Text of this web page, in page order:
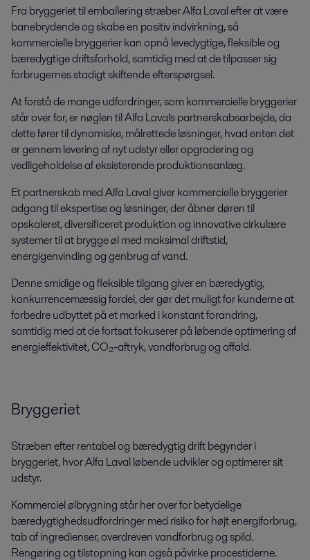
Fra bryggeriet til emballering stræber Alfa Laval efter at være
banebrydende og skabe en positiv indvirkning, så
kommercielle bryggerier kan opnå levedygtige, fleksible og
bæredygtige driftsforhold, samtidig med at de tilpasser sig
forbrugernes stadigt skiftende efterspørgsel.
At forstå de mange udfordringer, som kommercielle bryggerier
står over for, er nøglen til Alfa Lavals partnerskabsarbejde, da
dette fører til dynamiske, målrettede løsninger, hvad enten det
er gennem levering af nyt udstyr eller opgradering og
vedligeholdelse af eksisterende produktionsanlæg.
Et partnerskab med Alfa Laval giver kommercielle bryggerier
adgang til ekspertise og løsninger, der åbner døren til
opskaleret, diversificeret produktion og innovative cirkulære
systemer til at brygge øl med maksimal driftstid,
energigenvinding og genbrug af vand.
Denne smidige og fleksible tilgang giver en bæredygtig,
konkurrencemæssig fordel, der gør det muligt for kunderne at
forbedre udbyttet på et marked i konstant forandring,
samtidig med at de fortsat fokuserer på løbende optimering af
energieffektivitet, CO₂-aftryk, vandforbrug og affald.
Bryggeriet
Stræben efter rentabel og bæredygtig drift begynder i
bryggeriet, hvor Alfa Laval løbende udvikler og optimerer sit
udstyr.
Kommerciel ølbrygning står her over for betydelige
bæredygtighedsudfordringer med risiko for højt energiforbrug,
tab af ingredienser, overdreven vandforbrug og spild.
Rengøring og tilstopning kan også påvirke procestiderne.